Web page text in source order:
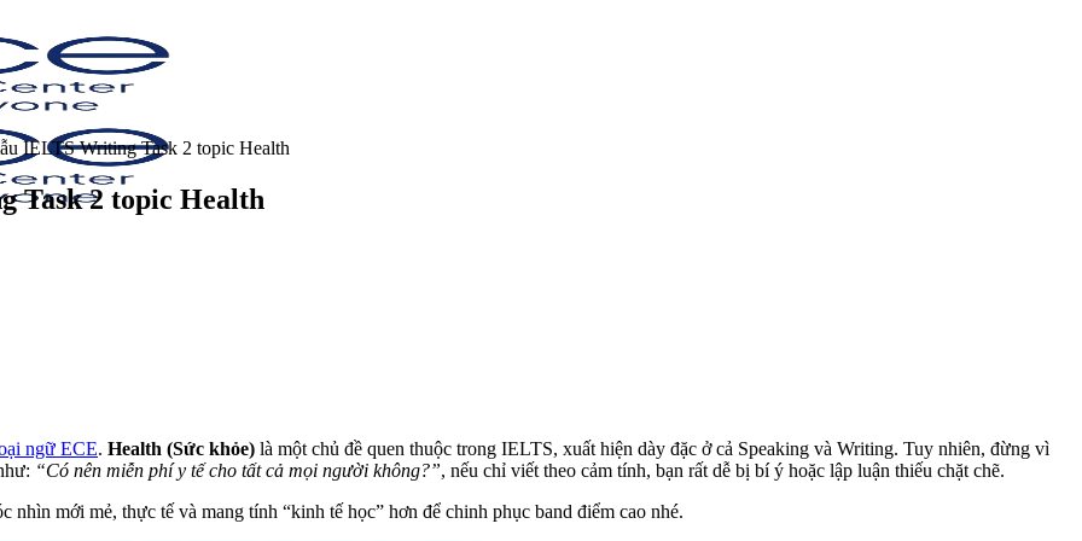
IELTS Writing Task 2 topic Health
Task 2 topic Health
ngữ ECE. Health (Sức khỏe) là một chủ đề quen thuộc trong IELTS, xuất hiện dày đặc ở cả Speaking và Writing. Tuy nhiên, đừng vì
“Có nên miễn phí y tế cho tất cả mọi người không?”, nếu chỉ viết theo cảm tính, bạn rất dễ bị bí ý hoặc lập luận thiếu chặt chẽ.
mới mẻ, thực tế và mang tính “kinh tế học” hơn để chinh phục band điểm cao nhé.